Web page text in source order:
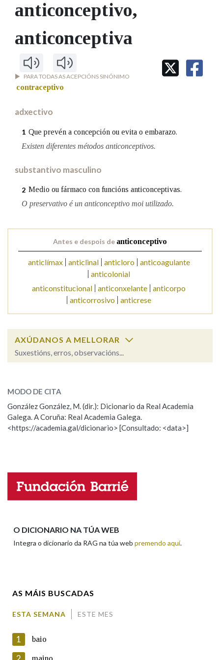
IDENTIDADE CORPORATIVA
MARCIAL DEL ADALID
CASA-MUSEO EMILIA PARDO
BAZÁN
FIGURAS HOMENAXEADAS
60 ANOS DLG
PRIMAVERA DAS LETRAS
PORTAL DAS PALABRAS
Facebook
TwitterYoutubeInstagram
Bluesky
BUSCAR NOS LEMAS
Comeza por
Remata por
Contén
BUSCAR NO CONTIDO
Nas definicións
Nos exemplos
OUTRAS OPCIÓNS DE BUSCA
Marcas gramaticais
Pertence a
anticonceptivo,
anticonceptiva
PARA TODAS AS ACEPCIÓNS SINÓNIMO
contraceptivo
adxectivo
1 Que prevén a concepción ou evita o embarazo.
Existen diferentes métodos anticonceptivos.
substantivo masculino
2 Medio ou fármaco con funcións anticonceptivas.
O preservativo é un anticonceptivo moi utilizado.
Antes e despois de anticonceptivo
anticlímax anticlinal anticloro
anticoagulante
anticolonial
anticonstitucional anticonxelante anticorpo
anticorrosivo
anticrese
AXÚDANOS A MELLORAR
Suxestións, erros, observacións...
ESCOLLE UNHA OPCIÓN:
Observación Hai un erro na palabra
Propoño mellorar a definición
Nome
MODO DE CITA
González González, M. (dir.): Dicionario da Real Academia
Galega. A Coruña: Real Academia Galega.
<https://academia.gal/dicionario> [Consultado: <data>]
O DICIONARIO NA TÚA WEB
Integra o dicionario da RAG na túa web premendo aquí.
AS MÁIS BUSCADAS
ESTA SEMANA ESTE MES
1 baio